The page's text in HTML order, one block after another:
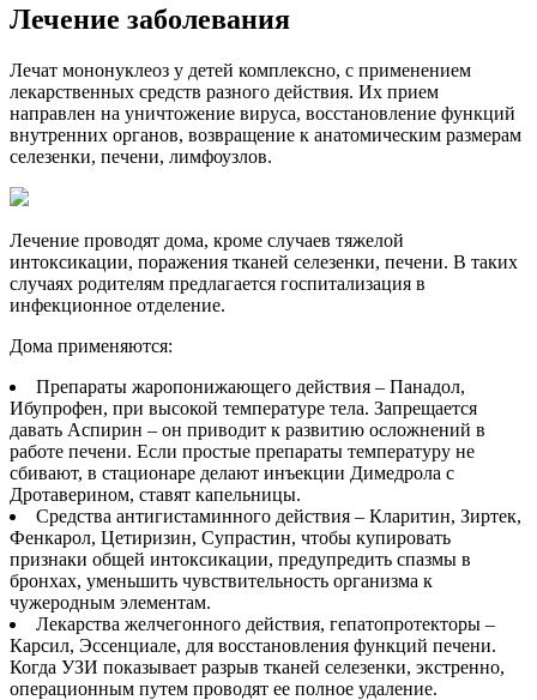
Лечение заболевания
Лечат мононуклеоз у детей комплексно, с применением
лекарственных средств разного действия. Их прием
направлен на уничтожение вируса, восстановление функций
внутренних органов, возвращение к анатомическим размерам
селезенки, печени, лимфоузлов.
Лечение проводят дома, кроме случаев тяжелой
интоксикации, поражения тканей селезенки, печени. В таких
случаях родителям предлагается госпитализация в
инфекционное отделение.
Дома применяются:
Препараты жаропонижающего действия – Панадол,
Ибупрофен, при высокой температуре тела. Запрещается
давать Аспирин – он приводит к развитию осложнений в
работе печени. Если простые препараты температуру не
сбивают, в стационаре делают инъекции Димедрола с
Дротаверином, ставят капельницы.
Средства антигистаминного действия – Кларитин, Зиртек,
Фенкарол, Цетиризин, Супрастин, чтобы купировать
признаки общей интоксикации, предупредить спазмы в
бронхах, уменьшить чувствительность организма к
чужеродным элементам.
Лекарства желчегонного действия, гепатопротекторы –
Карсил, Эссенциале, для восстановления функций печени.
Когда УЗИ показывает разрыв тканей селезенки, экстренно,
операционным путем проводят ее полное удаление.